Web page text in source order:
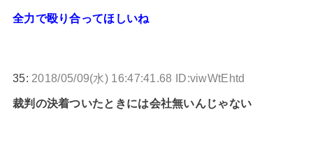
全力で殴り合ってほしいね
35: 2018/05/09(水) 16:47:41.68 ID:viwWtEhtd
裁判の決着ついたときには会社無いんじゃない